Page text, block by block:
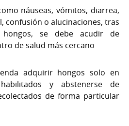
náuseas, vómitos, diarrea,
confusión o alucinaciones, tras
se debe acudir de
de salud más cercano
adquirir hongos solo en
y abstenerse de
de forma particular